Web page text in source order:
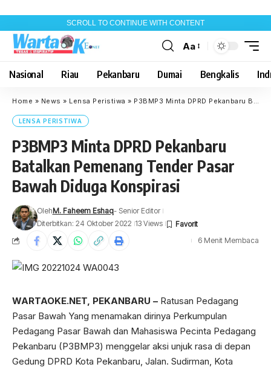
SCROLL TO CONTINUE WITH CONTENT
Font
Aa
Nasional Riau Pekanbaru Dumai Bengkalis
Home » News » Lensa Peristiwa » P3BMP3 Minta DPRD Pekanbaru Batalkan Pemenang Tender Pasar Bawah Diduga Konspirasi
LENSA PERISTIWA
P3BMP3 Minta DPRD Pekanbaru
Batalkan Pemenang Tender Pasar
Bawah Diduga Konspirasi
OlehM. Faheem Eshaq- Senior Editor
Diterbitkan: 24 Oktober 2022 13 Views
6 Menit Membaca
WARTAOKE.NET, PEKANBARU – Ratusan Pedagang
Pasar Bawah Yang menamakan dirinya Perkumpulan
Pedagang Pasar Bawah dan Mahasiswa Pecinta Pedagang
Pekanbaru (P3BMP3) menggelar aksi unjuk rasa di depan
Gedung DPRD Kota Pekanbaru, Jalan. Sudirman, Kota